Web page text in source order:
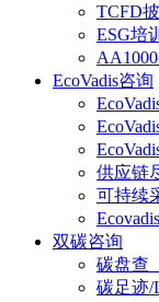
TCFD
ESG培训
EcoVadis咨询
供应链
可持续
双碳咨询
碳盘查
碳足迹/